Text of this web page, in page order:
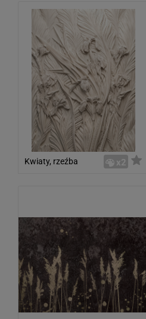
Kwiaty, rzeźba x2